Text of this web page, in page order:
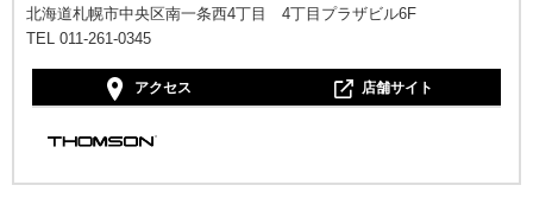
北海道札幌市中央区南一条西4丁目 4丁目プラザビル6F
TEL 011-261-0345
アクセス 店舗サイト